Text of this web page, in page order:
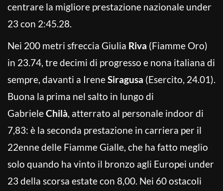
centrare la migliore prestazione nazionale under
23 con 2:45.28.
Nei 200 metri sfreccia Giulia Riva (Fiamme Oro)
in 23.74, tre decimi di progresso e nona italiana di
sempre, davanti a IreneSiragusa (Esercito, 24.01).
Buona la prima nel salto in lungo di
GabrieleChilà, atterrato al personale indoor di
7,83: è la seconda prestazione in carriera per il
22enne delle Fiamme Gialle, che ha fatto meglio
solo quando ha vinto il bronzo agli Europei under
23 della scorsa estate con 8,00. Nei 60 ostacoli